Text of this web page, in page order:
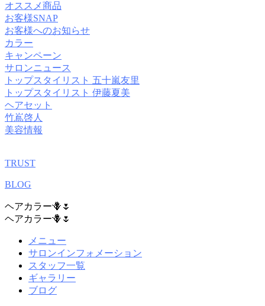
オススメ商品
お客様SNAP
お客様へのお知らせ
カラー
キャンペーン
サロンニュース
トップスタイリスト 五十嵐友里
トップスタイリスト 伊藤夏美
ヘアセット
竹嶌啓人
美容情報
TRUST
BLOG
ヘアカラー🪻🌷
ヘアカラー🪻🌷
メニュー
サロンインフォメーション
スタッフ一覧
ギャラリー
ブログ